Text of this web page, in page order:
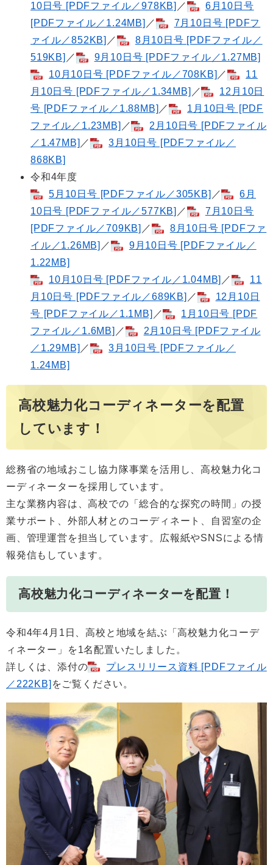
10日号 [PDFファイル／978KB] ／
6月10日号
[PDFファイル／1.24MB] ／
7月10日号 [PDFフ
ァイル／852KB] ／
8月10日号 [PDFファイル／
519KB] ／
9月10日号 [PDFファイル／1.27MB]
10月10日号 [PDFファイル／708KB] ／
11
月10日号 [PDFファイル／1.34MB] ／
12月10日
号 [PDFファイル／1.88MB] ／
1月10日号 [PDF
ファイル／1.23MB] ／
2月10日号 [PDFファイル
／1.47MB] ／
3月10日号 [PDFファイル／
868KB]
令和4年度
5月10日号 [PDFファイル／305KB] ／
6月
10日号 [PDFファイル／577KB] ／
7月10日号
[PDFファイル／709KB] ／
8月10日号 [PDFファ
イル／1.26MB] ／
9月10日号 [PDFファイル／
1.22MB]
10月10日号 [PDFファイル／1.04MB] ／
11
月10日号 [PDFファイル／689KB] ／
12月10日
号 [PDFファイル／1.1MB] ／
1月10日号 [PDF
ファイル／1.6MB] ／
2月10日号 [PDFファイル
／1.29MB] ／
3月10日号 [PDFファイル／
1.24MB]
高校魅力化コーディネーターを配置
しています！
総務省の地域おこし協力隊事業を活用し、高校魅力化コ
ーディネーターを採用しています。
主な業務内容は、高校での「総合的な探究の時間」の授
業サポート、外部人材とのコーディネート、自習室の企
画、管理運営を担当しています。広報紙やSNSによる情
報発信もしています。
高校魅力化コーディネーターを配置！
令和4年4月1日、高校と地域を結ぶ「高校魅力化コーデ
ィネーター」を1名配置いたしました。
詳しくは、添付の
プレスリリース資料 [PDFファイル
／222KB] をご覧ください。